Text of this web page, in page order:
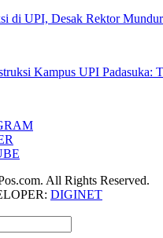
di UPI, Desak Rektor Mundur
Kampus UPI Padasuka:
All Rights Reserved.
DIGINET